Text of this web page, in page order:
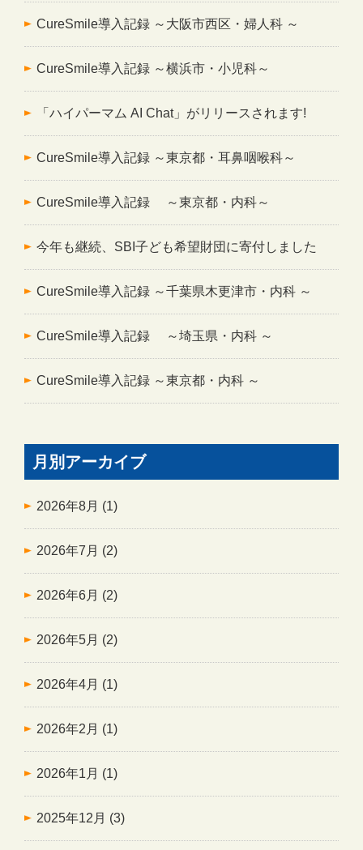
CureSmile導入記録 ～大阪市西区・婦人科 ～
CureSmile導入記録 ～横浜市・小児科～
「ハイパーマム AI Chat」がリリースされます!
CureSmile導入記録 ～東京都・耳鼻咽喉科～
CureSmile導入記録 ～東京都・内科～
今年も継続、SBI子ども希望財団に寄付しました
CureSmile導入記録 ～千葉県木更津市・内科 ～
CureSmile導入記録 ～埼玉県・内科 ～
CureSmile導入記録 ～東京都・内科 ～
月別アーカイブ
2026年8月 (1)
2026年7月 (2)
2026年6月 (2)
2026年5月 (2)
2026年4月 (1)
2026年2月 (1)
2026年1月 (1)
2025年12月 (3)